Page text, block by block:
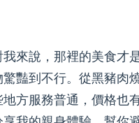
來說，那裡的美食才
豔到不行。從黑豬肉
方服務普通，價格也